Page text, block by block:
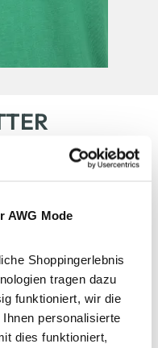
AWG Mode
Shoppingerlebnis
tragen dazu
funktioniert, wir die
personalisierte
dies funktioniert,